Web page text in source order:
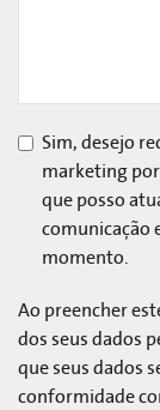
Sim, desejo
marketing
que posso
comunicação
momento.
Ao preencher
dos seus dados
que seus dados
conformidade